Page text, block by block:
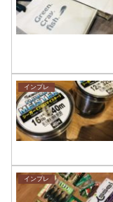
インプレ
インプレ